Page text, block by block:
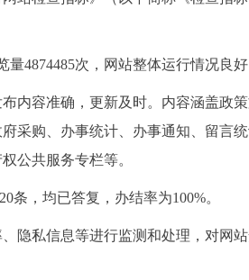
4874485次，网站整体运行情况良好
容准确，更新及时。内容涵盖政
采购、办事统计、办事通知、留言
公共服务专栏等。
，均已答复，办结率为100%。
私信息等进行监测和处理，对网